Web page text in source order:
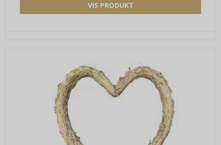
VIS PRODUKT